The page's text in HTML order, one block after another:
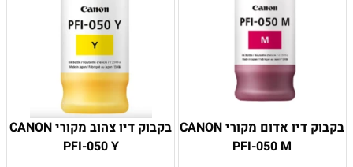
בקבוק דיו אדום מקורי CANON
PFI-050 M
בקבוק דיו צהוב מקורי CANON
PFI-050 Y